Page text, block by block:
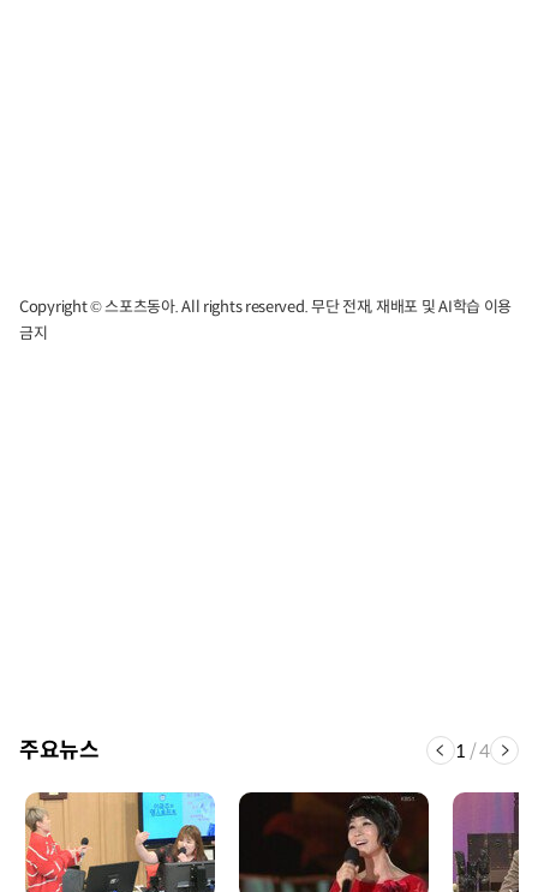
Copyright © 스포츠동아. All rights reserved. 무단 전재, 재배포 및 AI학습 이용
금지
주요뉴스 1 /4